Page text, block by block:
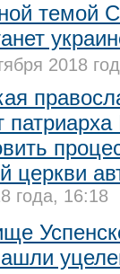
темой
2018
церкви
года, 16:18